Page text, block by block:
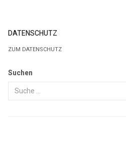
DATENSCHUTZ
ZUM DATENSCHUTZ
Suchen